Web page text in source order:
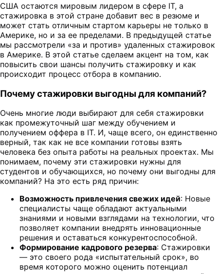
США остаются мировым лидером в сфере IT, а
стажировка в этой стране добавит вес в резюме и
может стать отличным стартом карьеры не только в
Америке, но и за ее пределами. В предыдущей статье
мы рассмотрели «за и против» удаленных стажировок
в Америке. В этой статье сделаем акцент на том, как
повысить свои шансы получить стажировку и как
происходит процесс отбора в компанию.
Почему стажировки выгодны для компаний?
Очень многие люди выбирают для себя стажировки
как промежуточный шаг между обучением и
получением оффера в IT. И, чаще всего, он единственно
верный, так как не все компании готовы взять
человека без опыта работы на реальных проектах. Мы
понимаем, почему эти стажировки нужны для
студентов и обучающихся, но почему они выгодны для
компаний? На это есть ряд причин:
Возможность привлечения свежих идей: Новые
специалисты чаще обладают актуальными
знаниями и новыми взглядами на технологии, что
позволяет компании внедрять инновационные
решения и оставаться конкурентоспособной.
Формирование кадрового резерва: Стажировки
— это своего рода «испытательный срок», во
время которого можно оценить потенциал